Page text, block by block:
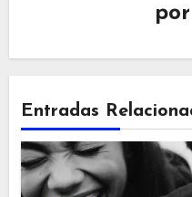
por
Entradas